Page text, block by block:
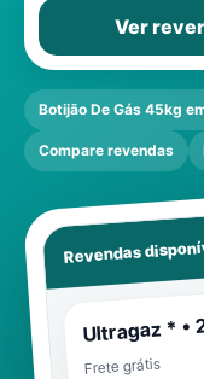
Ver
Botijão De Gás 45kg
Compare revendas
Revendas
Ultragaz * •
Frete grátis